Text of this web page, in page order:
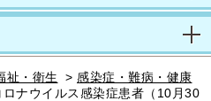
祉・衛生 > 感染症・難病・健康
ナウイルス感染症患者（10月30